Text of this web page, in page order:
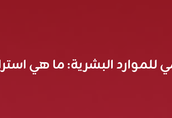
للموارد البشرية: ما هي